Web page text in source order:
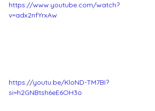
https://www.youtube.com/watch?
v=adx2nfYrxAw
https://youtu.be/KloND-TM7BI?
si=h2GNBtsh6eE6OH3o